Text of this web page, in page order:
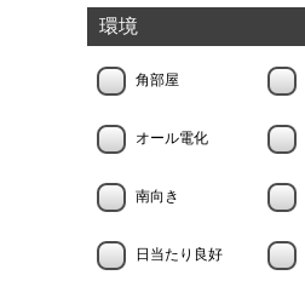
環境
角部屋
オール電化
南向き
日当たり良好